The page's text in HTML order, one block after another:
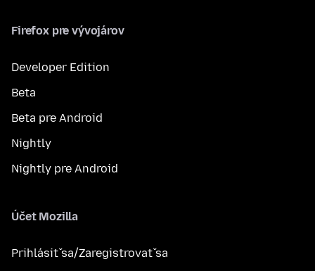
Firefox pre vývojárov
Developer Edition
Beta
Beta pre Android
Nightly
Nightly pre Android
Účet Mozilla
Prihlásiť sa/Zaregistrovať sa